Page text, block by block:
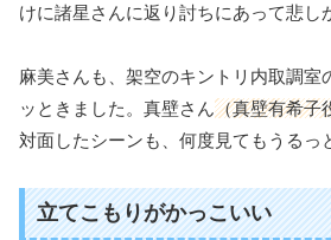
けに諸星さんに返り討ちにあって悲し
麻美さんも、架空のキントリ内取調室
ッときました。真壁さん（真壁有希子
対面したシーンも、何度見てもうるっ
立てこもりがかっこいい